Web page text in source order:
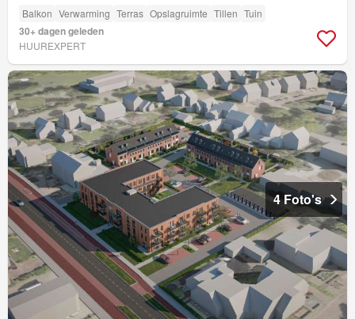
Balkon Verwarming Terras Opslagruimte Tillen Tuin
30+ dagen geleden
HUUREXPERT
4 Foto's